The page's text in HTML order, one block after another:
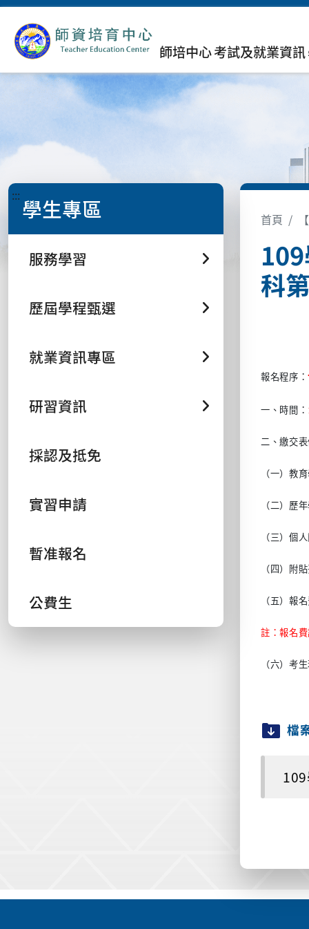
師培中心考試及就業資訊
::: 學生專區
服務學習
歷屆學程甄選
就業資訊專區
研習資訊
採認及抵免
實習申請
暫准報名
公費生
首頁
科
報名程序：
一、時間：
二、繳交表
（一）教
（二）歷
（三）個
（四）附
（五）報
註：報名
（六）考
檔